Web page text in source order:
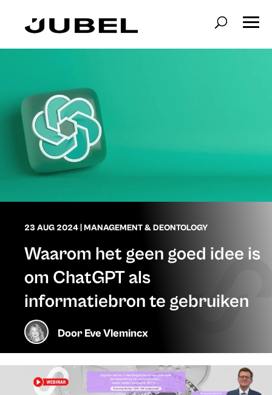
23 AUG 2024 MANAGEMENT & DEONTOLOGY
Waarom het geen goed idee is
om ChatGPT als
informatiebron te gebruiken
DoorEve Vlemincx